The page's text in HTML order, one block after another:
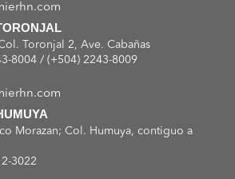
Toronjal 2, Ave. Cabañas
8004 / (+504) 2243-8009
Morazan; Col. Humuya, contiguo a
3022